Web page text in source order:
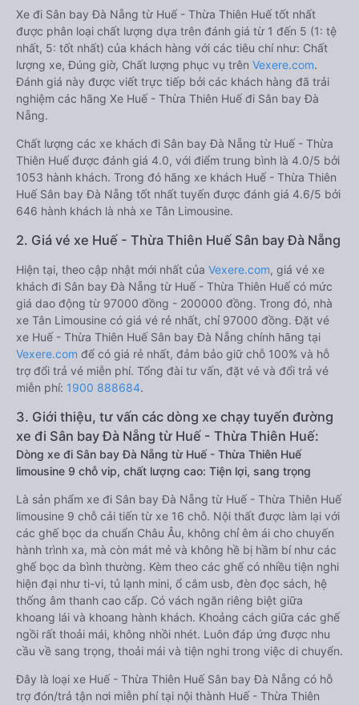
Xe đi Sân bay Đà Nẵng từ Huế - Thừa Thiên Huế tốt nhất
được phân loại chất lượng dựa trên đánh giá từ 1 đến 5 (1: tệ
nhất, 5: tốt nhất) của khách hàng với các tiêu chí như: Chất
lượng xe, Đúng giờ, Chất lượng phục vụ trên Vexere.com.
Đánh giá này được viết trực tiếp bởi các khách hàng đã trải
nghiệm các hãng Xe Huế - Thừa Thiên Huế đi Sân bay Đà
Nẵng.
Chất lượng các xe khách đi Sân bay Đà Nẵng từ Huế - Thừa
Thiên Huế được đánh giá 4.0, với điểm trung bình là 4.0/5 bởi
1053 hành khách. Trong đó hãng xe khách Huế - Thừa Thiên
Huế Sân bay Đà Nẵng tốt nhất tuyến được đánh giá 4.6/5 bởi
646 hành khách là nhà xe Tân Limousine.
2. Giá vé xe Huế - Thừa Thiên Huế Sân bay Đà Nẵng
Hiện tại, theo cập nhật mới nhất của Vexere.com, giá vé xe
khách đi Sân bay Đà Nẵng từ Huế - Thừa Thiên Huế có mức
giá dao động từ 97000 đồng - 200000 đồng. Trong đó, nhà
xe Tân Limousine có giá vé rẻ nhất, chỉ 97000 đồng. Đặt vé
xe Huế - Thừa Thiên Huế Sân bay Đà Nẵng chính hãng tại
Vexere.com để có giá rẻ nhất, đảm bảo giữ chỗ 100% và hỗ
trợ đổi trả vé miễn phí. Tổng đài tư vấn, đặt vé và đổi trả vé
miễn phí: 1900 888684.
3. Giới thiệu, tư vấn các dòng xe chạy tuyến đường
xe đi Sân bay Đà Nẵng từ Huế - Thừa Thiên Huế:
Dòng xe đi Sân bay Đà Nẵng từ Huế - Thừa Thiên Huế
limousine 9 chỗ vip, chất lượng cao: Tiện lợi, sang trọng
Là sản phẩm xe đi Sân bay Đà Nẵng từ Huế - Thừa Thiên Huế
limousine 9 chỗ cải tiến từ xe 16 chỗ. Nội thất được làm lại với
các ghế bọc da chuẩn Châu Âu, không chỉ êm ái cho chuyến
hành trình xa, mà còn mát mẻ và không hề bị hầm bí như các
ghế bọc da bình thường. Kèm theo các ghế có nhiều tiện nghi
hiện đại như ti-vi, tủ lạnh mini, ổ cắm usb, đèn đọc sách, hệ
thống âm thanh cao cấp. Có vách ngăn riêng biệt giữa
khoang lái và khoang hành khách. Khoảng cách giữa các ghế
ngồi rất thoải mái, không nhồi nhét. Luôn đáp ứng được nhu
cầu về sang trọng, thoải mái và tiện nghi trong việc di chuyển.
Đây là loại xe Huế - Thừa Thiên Huế Sân bay Đà Nẵng có hỗ
trợ đón/trả tận nơi miễn phí tại nội thành Huế - Thừa Thiên